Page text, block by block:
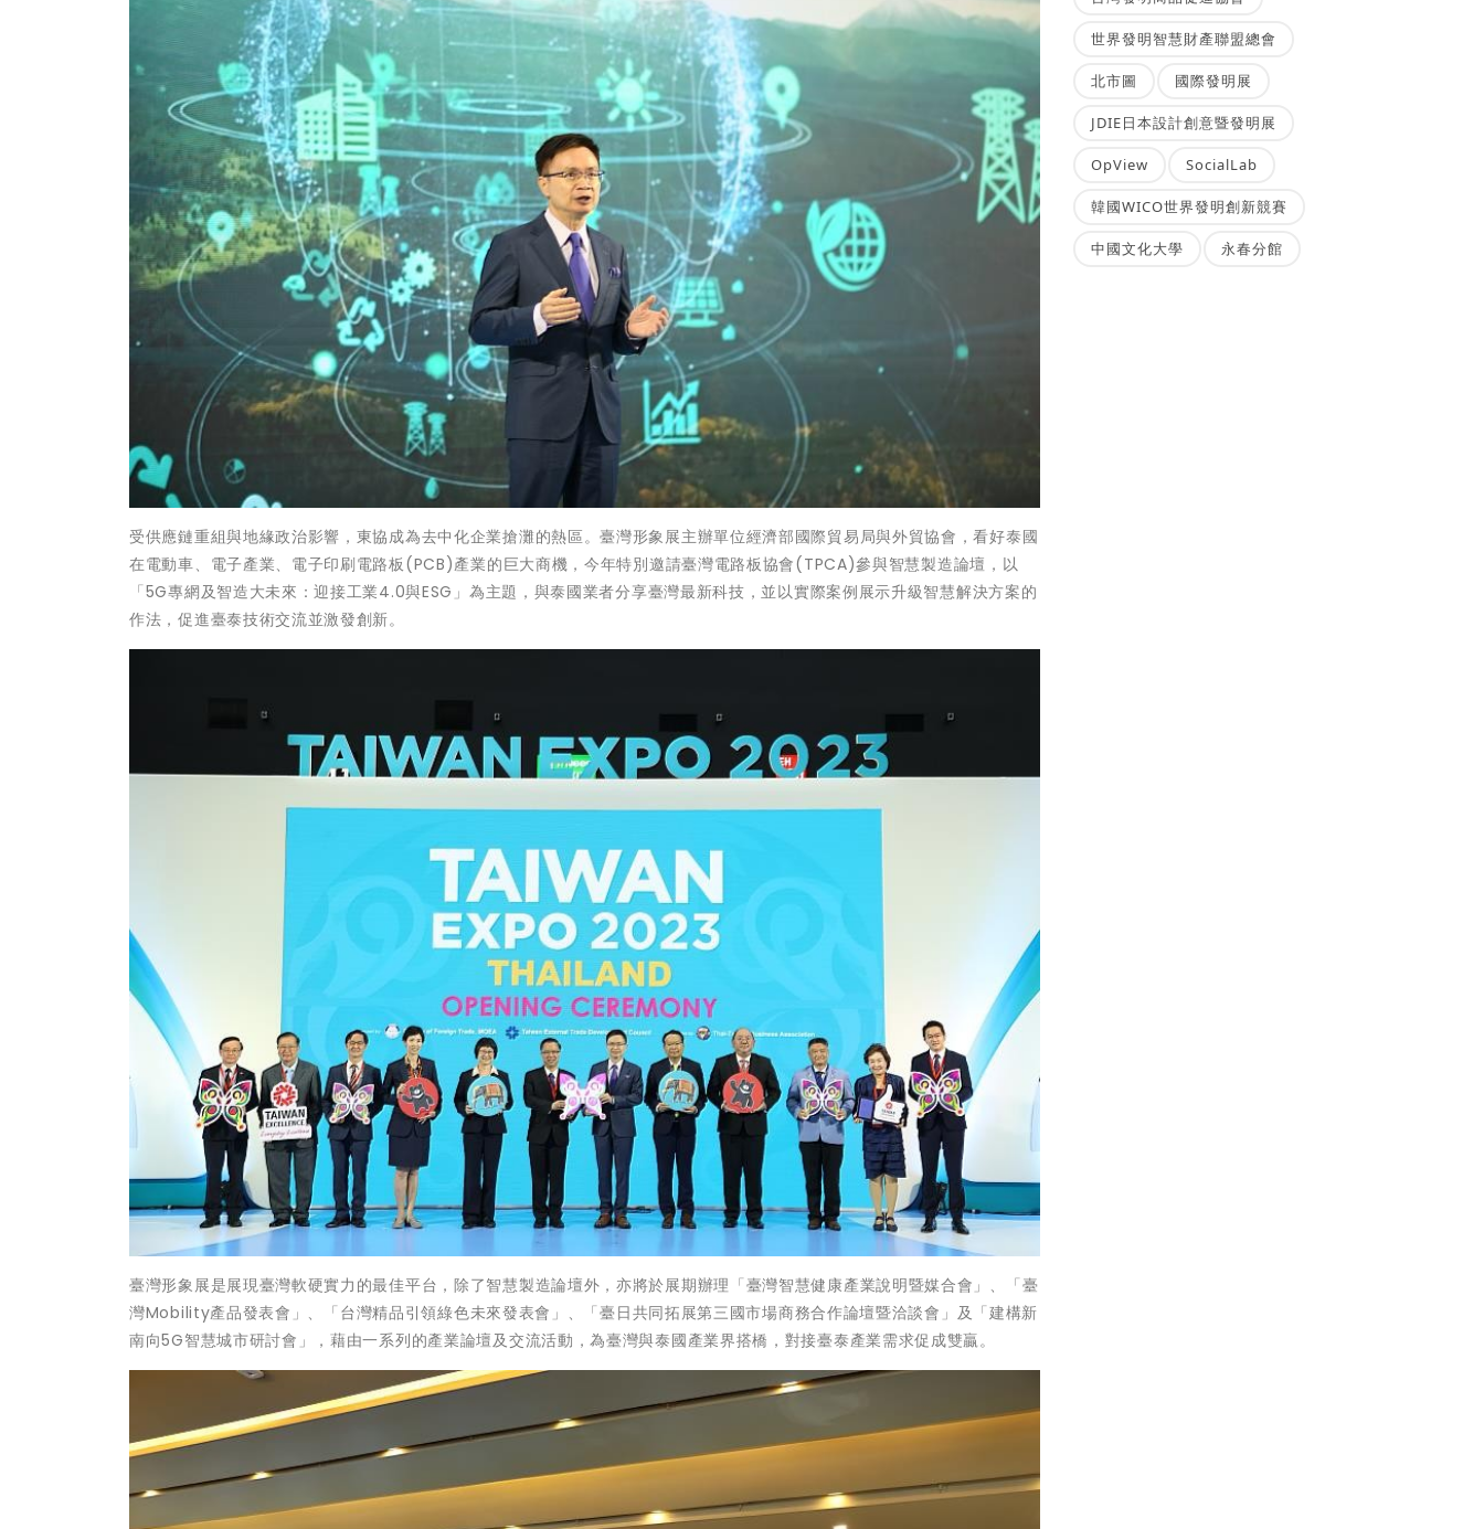
受供應鏈重組與地緣政治影響，東協成為去中化企業搶灘的熱區。臺灣形象展主辦單位經濟部國際貿易局與外貿協會，看好泰國
在電動車、電子產業、電子印刷電路板(PCB)產業的巨大商機，今年特別邀請臺灣電路板協會(TPCA)參與智慧製造論壇，以
「5G專網及智造大未來：迎接工業4.0與ESG」為主題，與泰國業者分享臺灣最新科技，並以實際案例展示升級智慧解決方案的
作法，促進臺泰技術交流並激發創新。
臺灣形象展是展現臺灣軟硬實力的最佳平台，除了智慧製造論壇外，亦將於展期辦理「臺灣智慧健康產業說明暨媒合會」、「臺
灣Mobility產品發表會」、「台灣精品引領綠色未來發表會」、「臺日共同拓展第三國市場商務合作論壇暨洽談會」及「建構新
南向5G智慧城市研討會」，藉由一系列的產業論壇及交流活動，為臺灣與泰國產業界搭橋，對接臺泰產業需求促成雙贏。
世界發明智慧財產聯盟總會
北市圖 國際發明展
JDIE日本設計創意暨發明展
OpView SocialLab
韓國WICO世界發明創新競賽
中國文化大學 永春分館